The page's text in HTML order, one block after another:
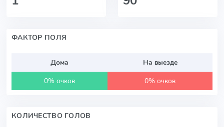
ФАКТОР ПОЛЯ
Дома
На выезде
0% очков
0% очков
КОЛИЧЕСТВО ГОЛОВ